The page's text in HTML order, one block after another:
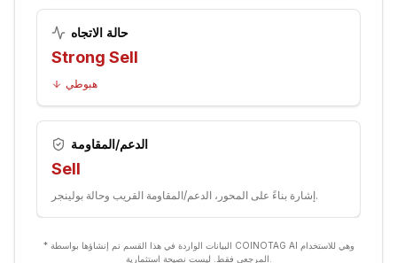
حالة الاتجاه
Strong Sell
هبوطي
الدعم/المقاومة
Sell
إشارة بناءً على المحور، الدعم/المقاومة القريب وحالة بولينجر.
* البيانات الواردة في هذا القسم تم إنشاؤها بواسطة COINOTAG AI وهي للاستخدام